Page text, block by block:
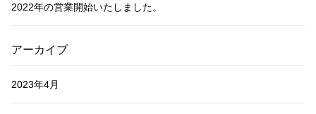
2022年の営業開始いたしました。
アーカイブ
2023年4月